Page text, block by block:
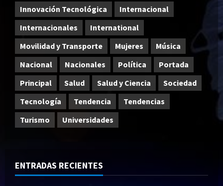
Innovación Tecnológica
Internacional
Internacionales
International
Movilidad y Transporte
Mujeres
Música
Nacional
Nacionales Política
Portada
Principal
Salud Salud y Ciencia
Sociedad
Tecnología
Tendencia
Tendencias
Turismo
Universidades
ENTRADAS RECIENTES